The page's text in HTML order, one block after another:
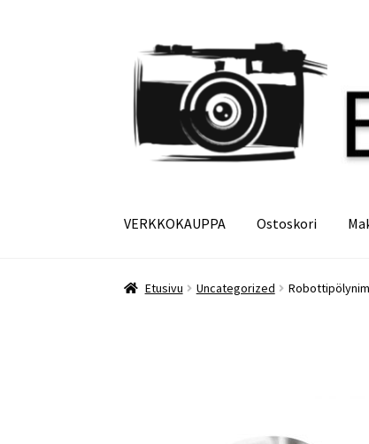
Siirry
navigointiin
Siirry
sisältöön
VERKKOKAUPPA Ostoskori
Etusivu Maksu Minun tilini Ostoskori
Etusivu Uncategorized